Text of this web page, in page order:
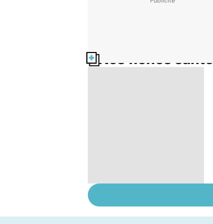
Nos fiches santé
retrouver sa libido ?